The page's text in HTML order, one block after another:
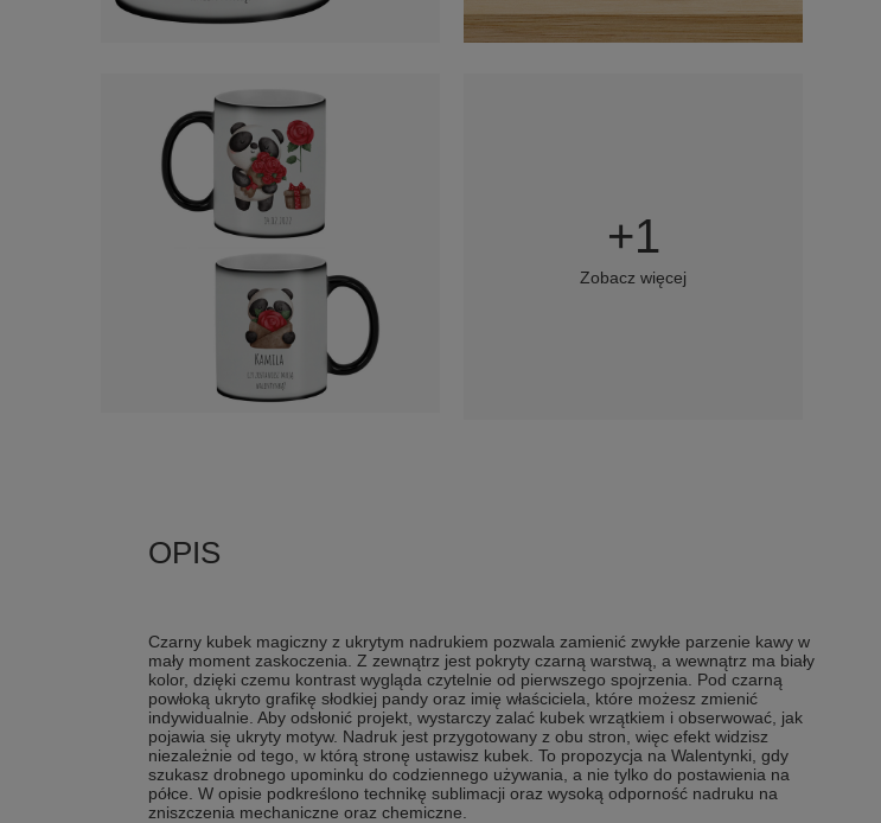
+1
Zobacz więcej
Czarny kubek magiczny z ukrytym nadrukiem pozwala zamienić zwykłe parzenie kawy w
mały moment zaskoczenia. Z zewnątrz jest pokryty czarną warstwą, a wewnątrz ma biały
kolor, dzięki czemu kontrast wygląda czytelnie od pierwszego spojrzenia. Pod czarną
powłoką ukryto grafikę słodkiej pandy oraz imię właściciela, które możesz zmienić
indywidualnie. Aby odsłonić projekt, wystarczy zalać kubek wrzątkiem i obserwować, jak
pojawia się ukryty motyw. Nadruk jest przygotowany z obu stron, więc efekt widzisz
niezależnie od tego, w którą stronę ustawisz kubek. To propozycja na Walentynki, gdy
szukasz drobnego upominku do codziennego używania, a nie tylko do postawienia na
półce. W opisie podkreślono technikę sublimacji oraz wysoką odporność nadruku na
zniszczenia mechaniczne oraz chemiczne.